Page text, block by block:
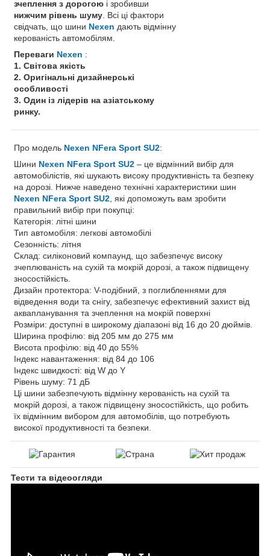
зчеплення з дорогою і зробивши
нижчим рівень шуму . Всі ці фактори
свідчать, що шини Nexen дають відмінну
керованість автомобілям.
Переваги Nexen :
1. Світова якість
2. Оригінальні дизайнерські
особливості
3. Один із лідерів на азіатському
ринку.
Про модель Nexen NFera Sport SU2:
Шини Nexen NFera Sport SU2 – це відмінний вибір для
автомобілістів, які шукають високу продуктивність та безпеку
на дорозі. Нижче наведено технічні характеристики шин
Nexen NFera Sport SU2 , які допоможуть вам зробити
правильний вибір при покупці:
Категорія: літні шини
Тип автомобіля: легкові автомобілі
Сезонність: літня
Склад: силіконовий компаунд, що забезпечує високу
зчеплюваність на сухій та мокрій дорозі, а також підвищену
зносостійкість.
Дизайн протектора: V-подібний, з поглибленнями для
відведення води та снігу, забезпечує ефективний захист від
аквапланування та зчеплення на мокрій поверхні
Розміри: доступні в широкому діапазоні від 16 до 20 дюймів.
Ширина профілю: від 205 мм до 275 мм
Висота профілю: від 40 до 55%
Індекс навантаження: від 84 до 106
Індекс швидкості: від W до Y
Рівень шуму: 71 дБ
Ці шини забезпечують відмінну керованість на сухій та
мокрій дорозі, а також підвищену зносостійкість, що робить
їх відмінним вибором для автомобілів, що потребують
високої продуктивності та безпеки.
Тести та відеоогляди